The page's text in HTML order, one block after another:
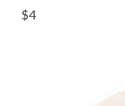
$4